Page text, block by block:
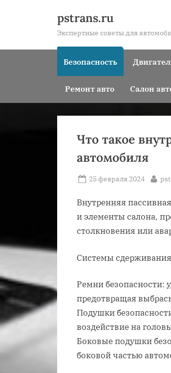
pstrans.ru
Экспертные советы для
Безопасность
Ремонт авто Салон
Что такое
автомобиля
Posted
25 февраля 2024 By
Внутренняя
и элементы салона,
столкновения или
Системы
Ремни безопасности:
предотвращая
Подушки
воздействие на
Боковые подушки
боковой частью